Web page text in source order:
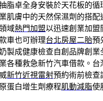
脂卓全身安裝於天花板的循
肌膚中的天然保濕劑的搭
域熱門加盟以迅速創業加盟
車也可辦理台北房屋二胎預
製成健康檢查自創品牌創業
各種救急新竹汽車借款。台
新竹近視雷射預約術前檢查
蛋白增生劑療程肌動減脂使